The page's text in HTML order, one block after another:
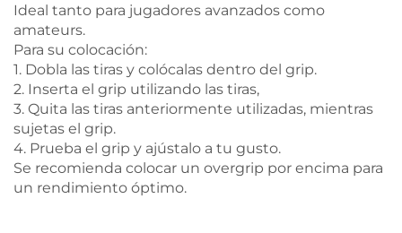
Ideal tanto para jugadores avanzados como
amateurs.
Para su colocación:
1. Dobla las tiras y colócalas dentro del grip.
2. Inserta el grip utilizando las tiras,
3. Quita las tiras anteriormente utilizadas, mientras
sujetas el grip.
4. Prueba el grip y ajústalo a tu gusto.
Se recomienda colocar un overgrip por encima para
un rendimiento óptimo.